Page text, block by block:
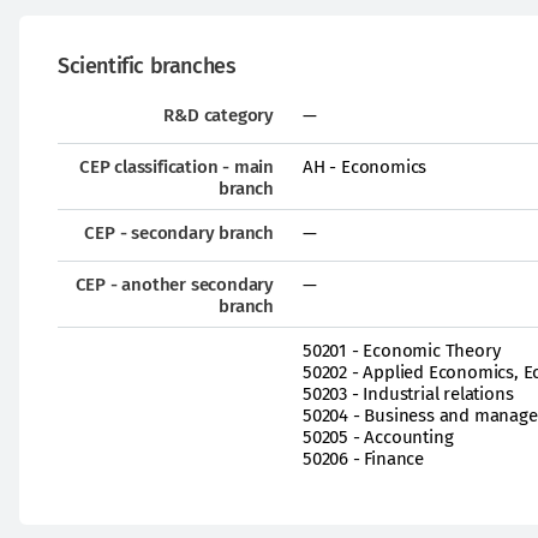
Scientific branches
R&D category —
CEP classification - main
branch
AH - Economics
CEP - secondary branch —
CEP - another secondary
branch
—
50201 - Economic Theory
50202 - Applied Economics,
50203 - Industrial relations
50204 - Business and
50205 - Accounting
50206 - Finance